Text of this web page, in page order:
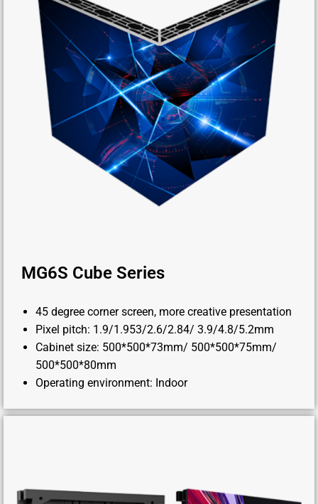
MG6S Cube Series
45 degree corner screen, more creative presentation
Pixel pitch: 1.9/1.953/2.6/2.84/ 3.9/4.8/5.2mm
Cabinet size: 500*500*73mm/ 500*500*75mm/
500*500*80mm
Operating environment: Indoor